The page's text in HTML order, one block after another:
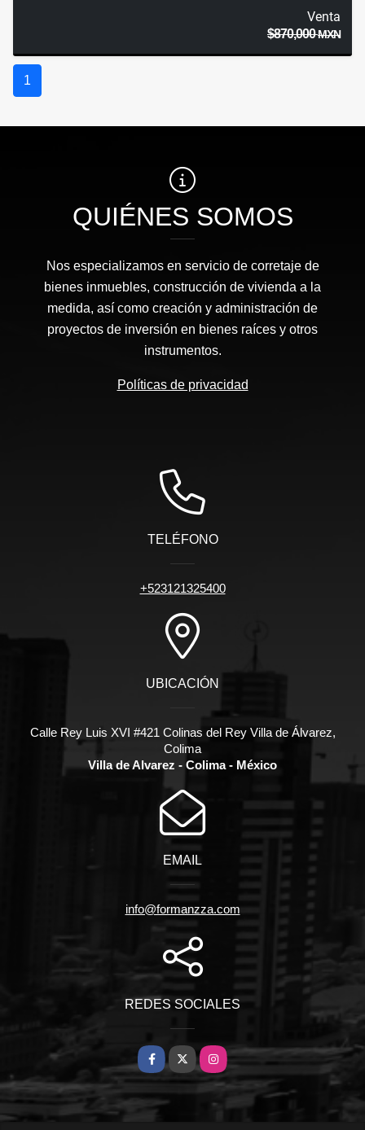
Venta
$870,000MXN
1
QUIÉNES SOMOS
Nos especializamos en servicio de corretaje de
bienes inmuebles, construcción de vivienda a la
medida, así como creación y administración de
proyectos de inversión en bienes raíces y otros
instrumentos.
Políticas de privacidad
TELÉFONO
+523121325400
UBICACIÓN
Calle Rey Luis XVI #421 Colinas del Rey Villa de Álvarez,
Colima
Villa de Alvarez - Colima - México
EMAIL
info@formanzza.com
REDES SOCIALES
Facebook
X Instagram